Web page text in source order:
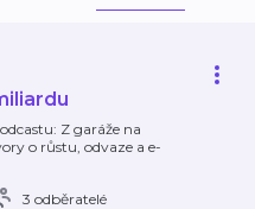
Z garáže na
o růstu, odvaze a e-
3 odběratelé